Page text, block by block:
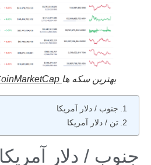
بهترین سکه ها
جنوب / دلار آمریکا
تن / دلار آمریکا
جنوب / دلار آمریکا